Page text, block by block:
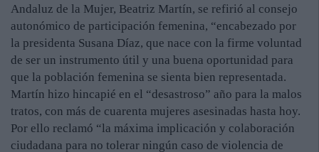
Andaluz de la Mujer, Beatriz Martín, se refirió al consejo
autonómico de participación femenina, “encabezado por
la presidenta Susana Díaz, que nace con la firme voluntad
de ser un instrumento útil y una buena oportunidad para
que la población femenina se sienta bien representada.
Martín hizo hincapié en el “desastroso” año para la malos
tratos, con más de cuarenta mujeres asesinadas hasta hoy.
Por ello reclamó “la máxima implicación y colaboración
ciudadana para no tolerar ningún caso de violencia de